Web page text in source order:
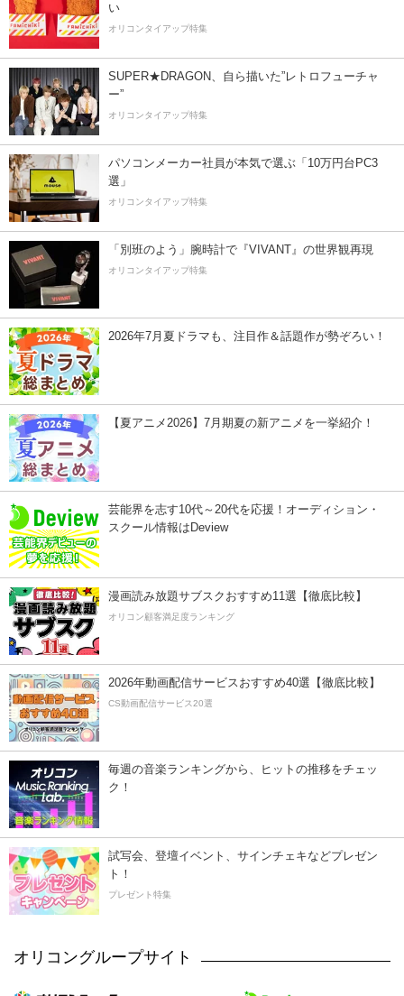
い
オリコンタイアップ特集
SUPER★DRAGON、自ら描いた”レトロフューチャ
ー”
オリコンタイアップ特集
パソコンメーカー社員が本気で選ぶ「10万円台PC3
選」
オリコンタイアップ特集
「別班のよう」腕時計で『VIVANT』の世界観再現
オリコンタイアップ特集
2026年7月夏ドラマも、注目作＆話題作が勢ぞろい！
【夏アニメ2026】7月期夏の新アニメを一挙紹介！
芸能界を志す10代～20代を応援！オーディション・
スクール情報はDeview
漫画読み放題サブスクおすすめ11選【徹底比較】
オリコン顧客満足度ランキング
2026年動画配信サービスおすすめ40選【徹底比較】
CS動画配信サービス20選
毎週の音楽ランキングから、ヒットの推移をチェッ
ク！
試写会、登壇イベント、サインチェキなどプレゼン
ト！
プレゼント特集
オリコングループサイト